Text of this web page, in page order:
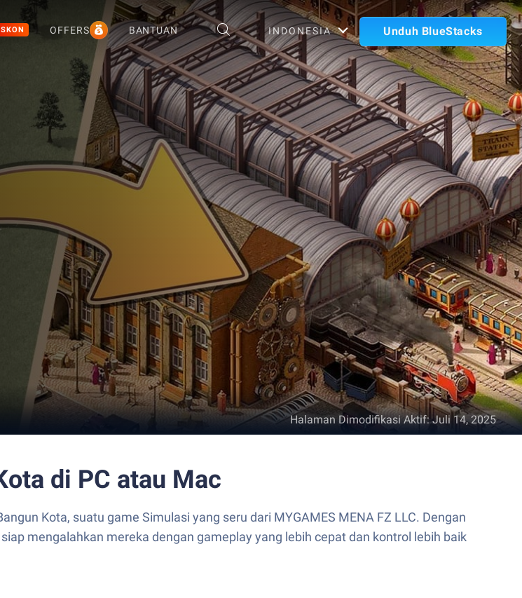
OFFERS BANTUAN INDONESIA Unduh BlueStacks
Halaman Dimodifikasi Aktif:Juli 14, 2025
di PC atau Mac
Kota, suatu game Simulasi yang seru dari MYGAMES MENA FZ LLC. Dengan
mengalahkan mereka dengan gameplay yang lebih cepat dan kontrol lebih baik